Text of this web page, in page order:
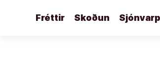
Fréttir Skoðun Sjónvarp